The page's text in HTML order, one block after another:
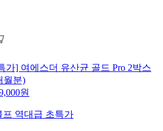
가] 여에스더 유산균 골드 Pro 2박스
월분)
원
프 역대급 초특가